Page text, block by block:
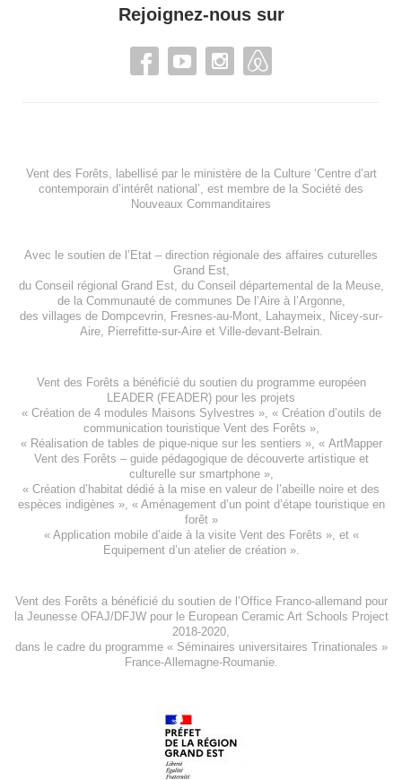
Rejoignez-nous sur
Vent des Forêts, labellisé par le ministère de la Culture ‘Centre d’art
contemporain d’intérêt national’, est membre de la Société des
Nouveaux Commanditaires
Avec le soutien de l’ Etat – direction régionale des affaires cuturelles
Grand Est,
du Conseil régional Grand Est, du Conseil départemental de la Meuse,
de la Communauté de communes De l’Aire à l’Argonne,
des villages de Dompcevrin, Fresnes-au-Mont, Lahaymeix, Nicey-sur-
Aire, Pierrefitte-sur-Aireet Ville-devant-Belrain.
Vent des Forêts a bénéficié du soutien du programme européen
LEADER (FEADER) pour les projets
« Création de 4 modules Maisons Sylvestres », « Création d’outils de
communication touristique Vent des Forêts »,
« Réalisation de tables de pique-nique sur les sentiers », « ArtMapper
Vent des Forêts – guide pédagogique de découverte artistique et
culturelle sur smartphone »,
« Création d’habitat dédié à la mise en valeur de l’abeille noire et des
espèces indigènes », « Aménagement d’un point d’étape touristique en
forêt»
« Application mobile d’aide à la visite Vent des Forêts », et «
Equipement d’un atelier de création».
Vent des Forêts a bénéficié du soutien de l’Office Franco-allemand pour
la Jeunesse OFAJ/DFJWpour leEuropean Ceramic Art Schools Project
2018-2020,
dans le cadre du programme « Séminaires universitaires Trinationales »
France-Allemagne-Roumanie.